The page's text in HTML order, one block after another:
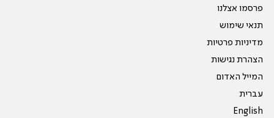
פרסמו אצלנו
תנאי שימוש
מדיניות פרטיות
הצהרת נגישות
המייל האדום
עברית
English